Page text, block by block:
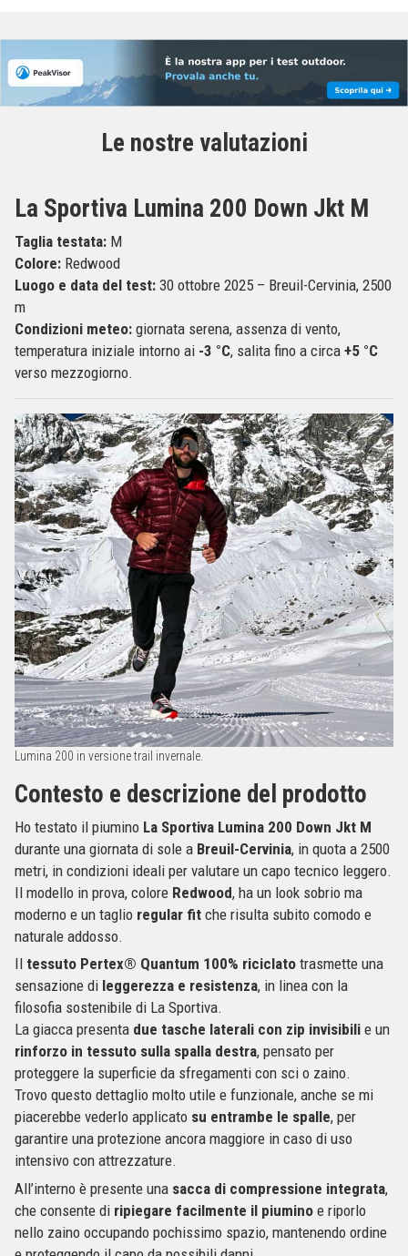
Le nostre valutazioni
La Sportiva Lumina 200 Down Jkt M
Taglia testata: M
Colore: Redwood
Luogo e data del test: 30 ottobre 2025 – Breuil-Cervinia, 2500
m
Condizioni meteo: giornata serena, assenza di vento,
temperatura iniziale intorno ai -3 °C, salita fino a circa +5 °C
verso mezzogiorno.
Lumina 200 in versione trail invernale.
Contesto e descrizione del prodotto
Ho testato il piumino La Sportiva Lumina 200 Down Jkt M
durante una giornata di sole a Breuil-Cervinia, in quota a 2500
metri, in condizioni ideali per valutare un capo tecnico leggero.
Il modello in prova, colore Redwood, ha un look sobrio ma
moderno e un taglio regular fit che risulta subito comodo e
naturale addosso.
Il tessuto Pertex® Quantum 100% riciclato trasmette una
sensazione di leggerezza e resistenza, in linea con la
filosofia sostenibile di La Sportiva.
La giacca presenta due tasche laterali con zip invisibili e un
rinforzo in tessuto sulla spalla destra, pensato per
proteggere la superficie da sfregamenti con sci o zaino.
Trovo questo dettaglio molto utile e funzionale, anche se mi
piacerebbe vederlo applicato su entrambe le spalle, per
garantire una protezione ancora maggiore in caso di uso
intensivo con attrezzature.
All’interno è presente una sacca di compressione integrata,
che consente di ripiegare facilmente il piumino e riporlo
nello zaino occupando pochissimo spazio, mantenendo ordine